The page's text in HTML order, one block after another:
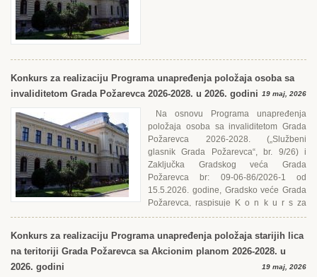
Konkurs za realizaciju Programa unapređenja položaja osoba sa
invaliditetom Grada Požarevca 2026-2028. u 2026. godini
19 maj, 2026
Na osnovu Programa unapređenja
položaja osoba sa invaliditetom Grada
Požarevca 2026-2028. („Službeni
glasnik Grada Požarevca“, br. 9/26) i
Zaključka Gradskog veća Grada
Požarevca br: 09-06-86/2026-1 od
15.5.2026. godine, Gradsko veće Grada
Požarevca, raspisuje K o n k u r s za
realizaciju Programa unapređenja položaja...
Konkurs za realizaciju Programa unapređenja položaja starijih lica
na teritoriji Grada Požarevca sa Akcionim planom 2026-2028. u
2026. godini
19 maj, 2026